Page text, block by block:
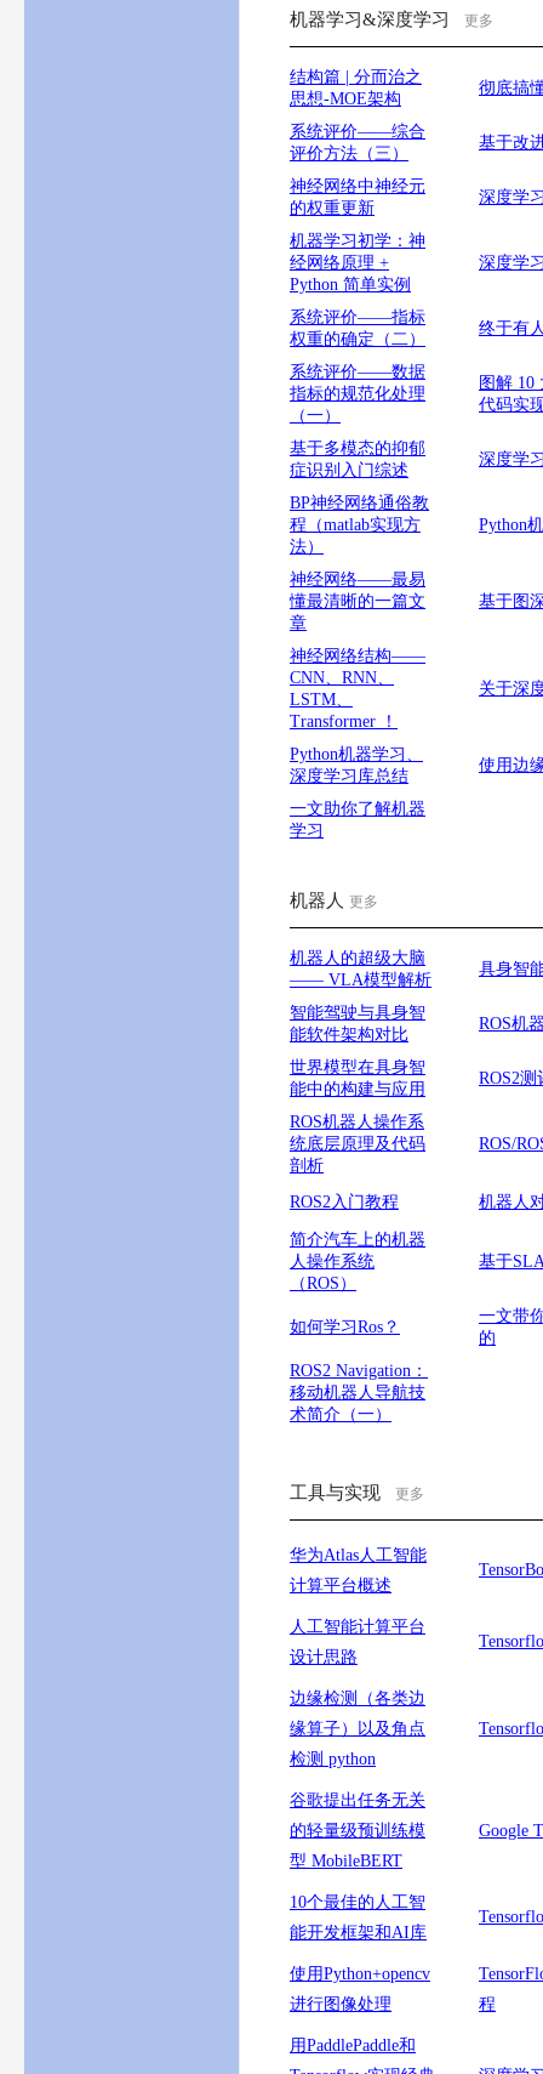
机器学习&深度学习 更多
结构篇 | 分而治之
思想-MOE架构
彻底搞
系统评价——综合
评价方法（三）
基于改
神经网络中神经元
的权重更新
深度学
机器学习初学：神
经网络原理 +
Python 简单实例
深度学
系统评价——指标
权重的确定（二）
终于有
系统评价——数据
指标的规范化处理
（一）
图解 10
代码实
基于多模态的抑郁
症识别入门综述
深度学
BP神经网络通俗教
程（matlab实现方
法）
Python
神经网络——最易
懂最清晰的一篇文
章
基于图
神经网络结构——
CNN、RNN、
LSTM、
Transformer ！
关于深
Python机器学习、
深度学习库总结
使用边
一文助你了解机器
学习
机器人 更多
机器人的超级大脑
—— VLA模型解析
具身智
智能驾驶与具身智
能软件架构对比
ROS机
世界模型在具身智
能中的构建与应用
ROS2
ROS机器人操作系
统底层原理及代码
剖析
ROS/
ROS2入门教程 机器人
简介汽车上的机器
人操作系统
（ROS）
基于
如何学习Ros？
一文带
的
ROS2 Navigation：
移动机器人导航技
术简介（一）
工具与实现 更多
华为Atlas人工智能
计算平台概述
人工智能计算平台
设计思路
边缘检测（各类边
缘算子）以及角点
检测 python
谷歌提出任务无关
的轻量级预训练模
型 MobileBERT
Google
10个最佳的人工智
能开发框架和AI库
使用Python+opencv
进行图像处理
程
用PaddlePaddle和